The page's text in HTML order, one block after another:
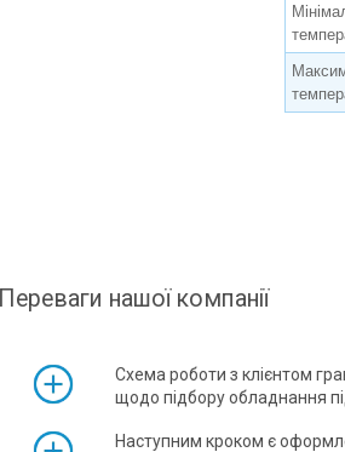
Переваги нашої компанії
Схема роботи з клієнтом
щодо підбору обладнання
Наступним кроком є